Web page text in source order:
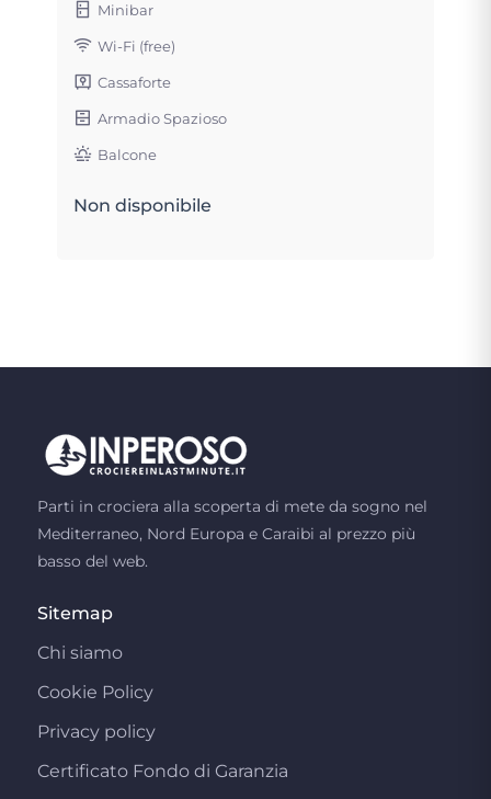
Minibar
Wi-Fi (free)
Cassaforte
Armadio Spazioso
Balcone
Non disponibile
Parti in crociera alla scoperta di mete da sogno nel
Mediterraneo, Nord Europa e Caraibi al prezzo più
basso del web.
Sitemap
Chi siamo
Cookie Policy
Privacy policy
Certificato Fondo di Garanzia